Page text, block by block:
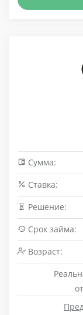
Сумма:
Cтавка:
Решение:
Срок займа:
Возраст: